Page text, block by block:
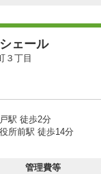
ェール
３丁目
駅 徒歩2分
所前駅 徒歩14分
管理費等